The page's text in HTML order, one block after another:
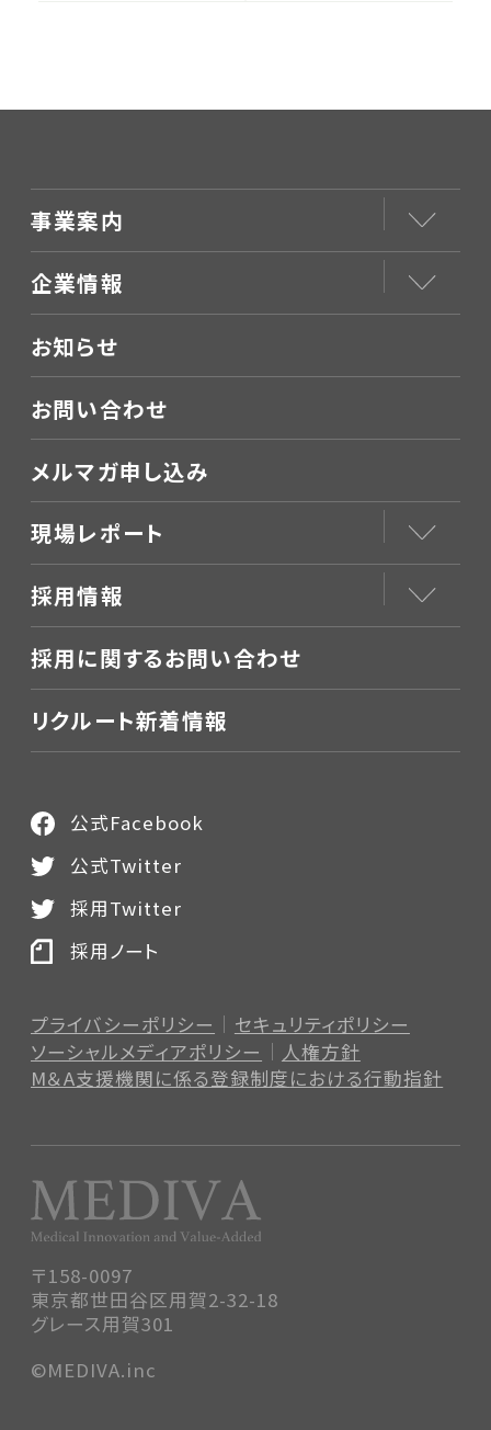
事業案内
企業情報
お知らせ
お問い合わせ
メルマガ申し込み
現場レポート
採用情報
採用に関するお問い合わせ
リクルート新着情報
〒158-0097
東京都世田谷区用賀2-32-18
グレース用賀301
プライバシーポリシー
セキュリティポリシー
ソーシャルメディアポリシー
人権方針
M＆A支援機関に係る登録制度における行動指針
公式Facebook
公式Twitter
採用Twitter
採用ノート
©MEDIVA.inc